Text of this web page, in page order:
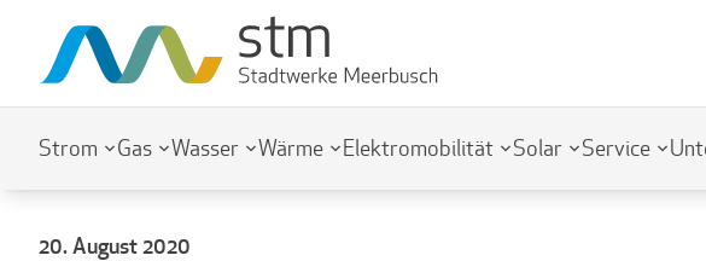
Strom Gas Wasser Wärme Elektromobilität Solar Service
20. August 2020